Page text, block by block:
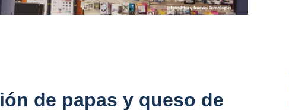
de papas y queso de